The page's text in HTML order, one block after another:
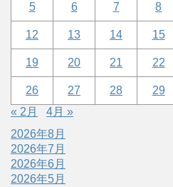
5 6 7 8
12 13 14 15
19 20 21 22
26 27 28 29
« 2月
4月 »
2026年8月
2026年7月
2026年6月
2026年5月